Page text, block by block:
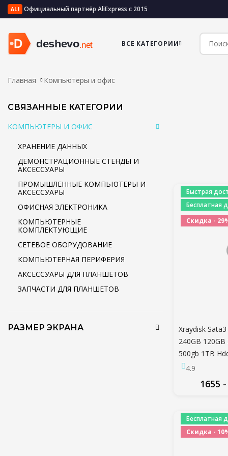
ALI Официальный партнёр AliExpress с 2015
ВСЕ КАТЕГОРИИ
Главная Компьютеры и офис
СВЯЗАННЫЕ КАТЕГОРИИ
КОМПЬЮТЕРЫ И ОФИС
ХРАНЕНИЕ ДАННЫХ
ДЕМОНСТРАЦИОННЫЕ СТЕНДЫ И
АКСЕССУАРЫ
ПРОМЫШЛЕННЫЕ КОМПЬЮТЕРЫ И
АКСЕССУАРЫ
ОФИСНАЯ ЭЛЕКТРОНИКА
КОМПЬЮТЕРНЫЕ
КОМПЛЕКТУЮЩИЕ
СЕТЕВОЕ ОБОРУДОВАНИЕ
КОМПЬЮТЕРНАЯ ПЕРИФЕРИЯ
АКСЕССУАРЫ ДЛЯ ПЛАНШЕТОВ
ЗАПЧАСТИ ДЛЯ ПЛАНШЕТОВ
РАЗМЕР ЭКРАНА
Быстрая
Бесплатная
Скидка -
Xraydisk
240GB
500gb 1TB
2.5 "
4.9
1655
Бесплатная
Скидка -